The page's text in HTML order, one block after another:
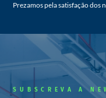
Prezamos pela satisfação dos
SUBSCREVA A